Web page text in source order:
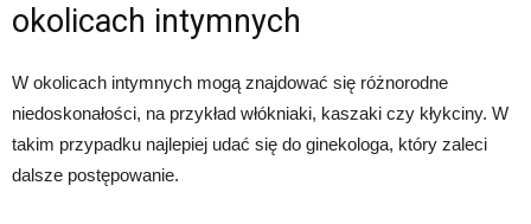
okolicach intymnych
W okolicach intymnych mogą znajdować się różnorodne
niedoskonałości, na przykład włókniaki, kaszaki czy kłykciny. W
takim przypadku najlepiej udać się do ginekologa, który zaleci
dalsze postępowanie.